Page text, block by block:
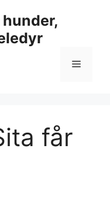
Meny
får